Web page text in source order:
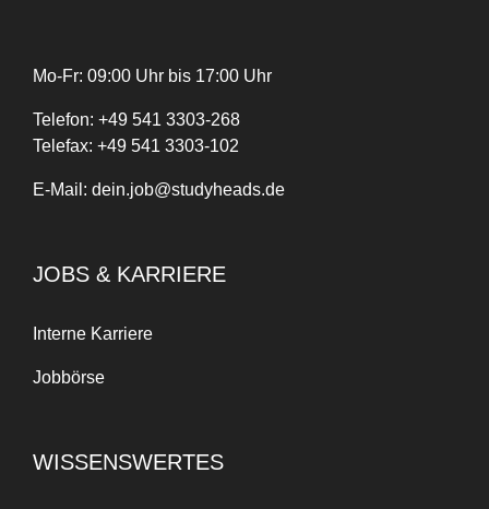
Mo-Fr: 09:00 Uhr bis 17:00 Uhr
Telefon: +49 541 3303-268
Telefax: +49 541 3303-102
E-Mail: dein.job@studyheads.de
JOBS & KARRIERE
Interne Karriere
Jobbörse
WISSENSWERTES